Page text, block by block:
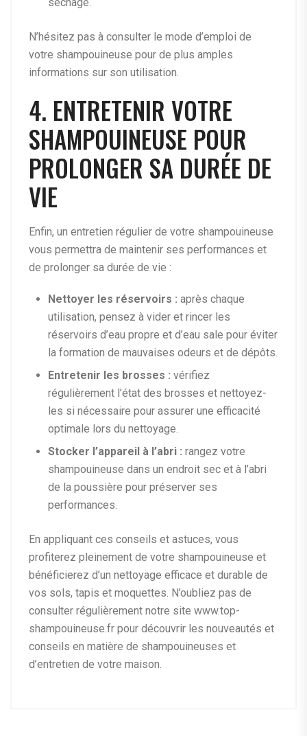
séchage.
N’hésitez pas à consulter le mode d’emploi de
votre shampouineuse pour de plus amples
informations sur son utilisation.
4. ENTRETENIR VOTRE
SHAMPOUINEUSE POUR
PROLONGER SA DURÉE DE
VIE
Enfin, un entretien régulier de votre shampouineuse
vous permettra de maintenir ses performances et
de prolonger sa durée de vie :
Nettoyer les réservoirs : après chaque
utilisation, pensez à vider et rincer les
réservoirs d’eau propre et d’eau sale pour éviter
la formation de mauvaises odeurs et de dépôts.
Entretenir les brosses : vérifiez
régulièrement l’état des brosses et nettoyez-
les si nécessaire pour assurer une efficacité
optimale lors du nettoyage.
Stocker l’appareil à l’abri : rangez votre
shampouineuse dans un endroit sec et à l’abri
de la poussière pour préserver ses
performances.
En appliquant ces conseils et astuces, vous
profiterez pleinement de votre shampouineuse et
bénéficierez d’un nettoyage efficace et durable de
vos sols, tapis et moquettes. N’oubliez pas de
consulter régulièrement notre site www.top-
shampouineuse.fr pour découvrir les nouveautés et
conseils en matière de shampouineuses et
d’entretien de votre maison.